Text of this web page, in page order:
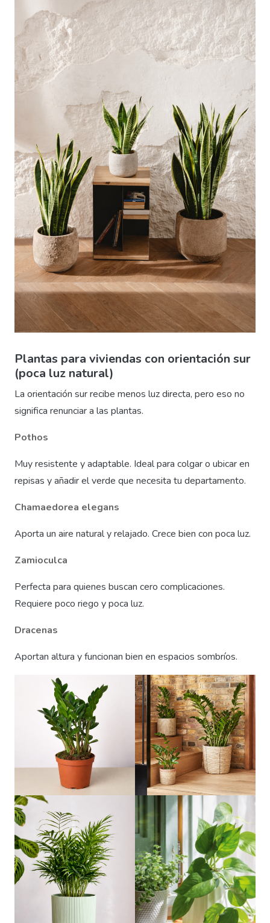
Plantas para viviendas con orientación sur
(poca luz natural)
La orientación sur recibe menos luz directa, pero eso no
significa renunciar a las plantas.
Pothos
Muy resistente y adaptable. Ideal para colgar o ubicar en
repisas y añadir el verde que necesita tu departamento.
Chamaedorea elegans
Aporta un aire natural y relajado. Crece bien con poca luz.
Zamioculca
Perfecta para quienes buscan cero complicaciones.
Requiere poco riego y poca luz.
Dracenas
Aportan altura y funcionan bien en espacios sombríos.